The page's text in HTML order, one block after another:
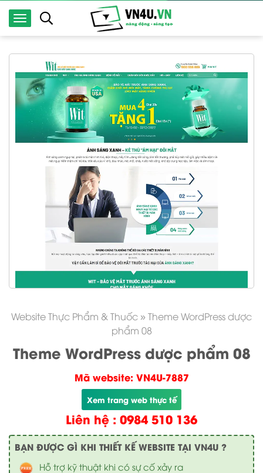
Website Thực Phẩm & Thuốc » Theme WordPress dược
phẩm 08
Theme WordPress dược phẩm 08
Mã website: VN4U-7887
Xem trang web thực tế
Liên hệ : 0984 510 136
BẠN ĐƯỢC GÌ KHI THIẾT KẾ WEBSITE TẠI VN4U ?
Hỗ trợ kỹ thuật khi có sự cố xảy ra